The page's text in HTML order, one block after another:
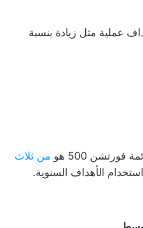
عملية مثل زيادة بنسبة
500 هو
من ثلاث
الأهداف السنوية.